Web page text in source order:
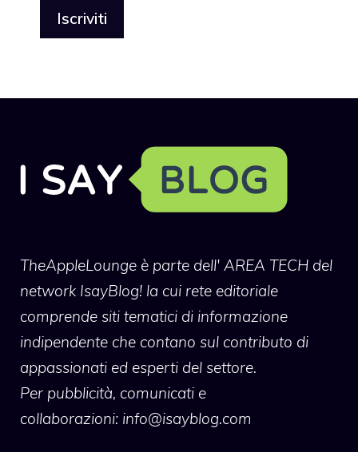
TheAppleLounge è parte dell' AREA TECH del
network IsayBlog! la cui rete editoriale
comprende siti tematici di informazione
indipendente che contano sul contributo di
appassionati ed esperti del settore.
Per pubblicità, comunicati e
collaborazioni: info@isayblog.com